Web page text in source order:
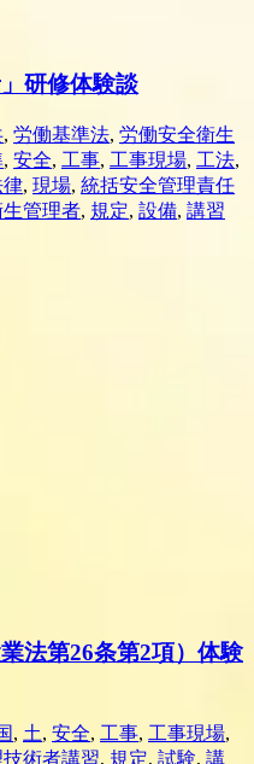
研修体験談
, 労働基準法, 労働安全衛生
, 安全, 工事, 工事現場, 工法,
律, 現場, 統括安全管理責任
生管理者, 規定, 設備, 講習
法第26条第2項）体験
, 土, 安全, 工事, 工事現場,
技術者講習, 規定, 試験, 講